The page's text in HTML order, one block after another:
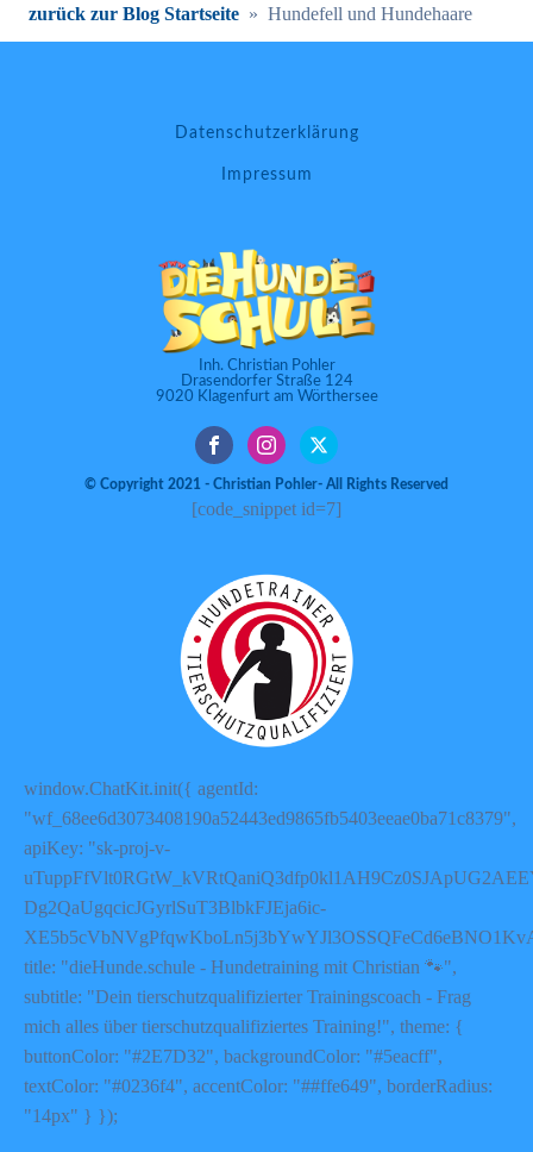
zurück zur Blog Startseite » Hundefell und Hundehaare
Datenschutzerklärung
Impressum
Inh. Christian Pohler
Drasendorfer Straße 124
9020 Klagenfurt am Wörthersee
© Copyright 2021 - Christian Pohler- All Rights Reserved
[code_snippet id=7]
window.ChatKit.init({ agentId:
"wf_68ee6d3073408190a52443ed9865fb5403eeae0ba71c8379",
apiKey: "sk-proj-v-
Dg2QaUgqcicJGyrlSuT3BlbkFJEja6ic-
title: "dieHunde.schule - Hundetraining mit Christian 🐾",
subtitle: "Dein tierschutzqualifizierter Trainingscoach - Frag
mich alles über tierschutzqualifiziertes Training!", theme: {
buttonColor: "#2E7D32", backgroundColor: "#5eacff",
textColor: "#0236f4", accentColor: "##ffe649", borderRadius:
"14px" } });